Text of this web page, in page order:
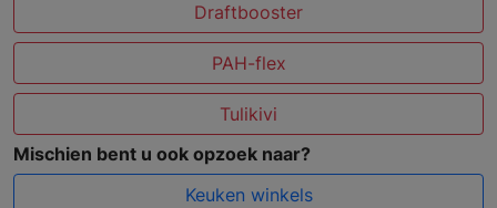
Draftbooster
PAH-flex
Tulikivi
Mischien bent u ook opzoek naar?
Keuken winkels